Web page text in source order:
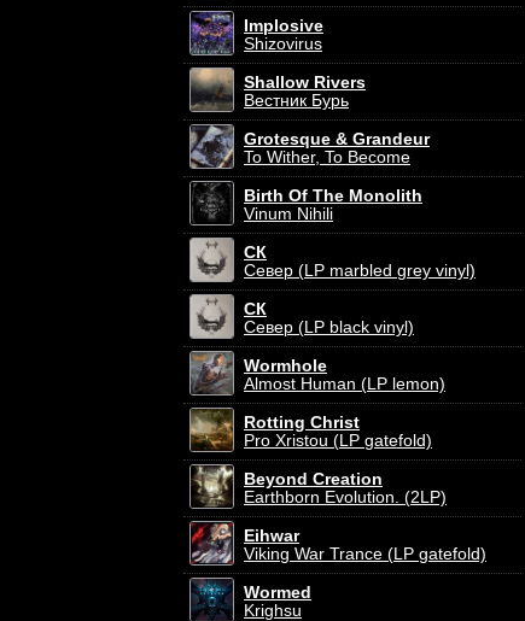
Implosive
Shizovirus
Shallow Rivers
Вестник Бурь
Grotesque & Grandeur
To Wither, To Become
Birth Of The Monolith
Vinum Nihili
СК
Север (LP marbled grey vinyl)
СК
Север (LP black vinyl)
Wormhole
Almost Human (LP lemon)
Rotting Christ
Pro Xristou (LP gatefold)
Beyond Creation
Earthborn Evolution. (2LP)
Eihwar
Viking War Trance (LP gatefold)
Wormed
Krighsu